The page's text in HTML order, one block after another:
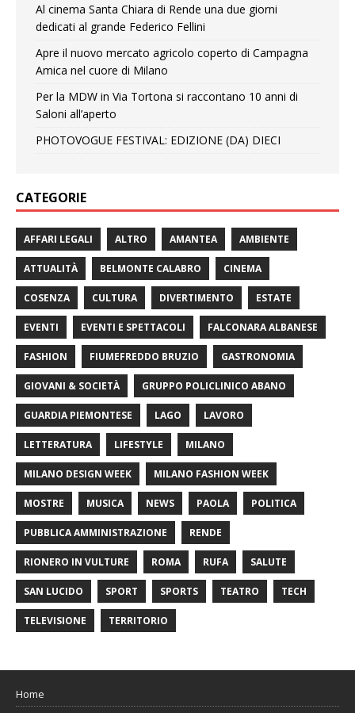
Al cinema Santa Chiara di Rende una due giorni
dedicati al grande Federico Fellini
Apre il nuovo mercato agricolo coperto di Campagna
Amica nel cuore di Milano
Per la MDW in Via Tortona si raccontano 10 anni di
Saloni all’aperto
PHOTOVOGUE FESTIVAL: EDIZIONE (DA) DIECI
CATEGORIE
AFFARI LEGALI ALTRO AMANTEA AMBIENTE
ATTUALITÀ BELMONTE CALABRO CINEMA
COSENZA CULTURA DIVERTIMENTO ESTATE
EVENTI EVENTI E SPETTACOLI FALCONARA ALBANESE
FASHION FIUMEFREDDO BRUZIO GASTRONOMIA
GIOVANI & SOCIETÀ GRUPPO POLICLINICO ABANO
GUARDIA PIEMONTESE LAGO LAVORO
LETTERATURA LIFESTYLE MILANO
MILANO DESIGN WEEK MILANO FASHION WEEK
MOSTRE MUSICA NEWS PAOLA POLITICA
PUBBLICA AMMINISTRAZIONE RENDE
RIONERO IN VULTURE ROMA RUFA SALUTE
SAN LUCIDO SPORT SPORTS TEATRO TECH
TELEVISIONE TERRITORIO
Home